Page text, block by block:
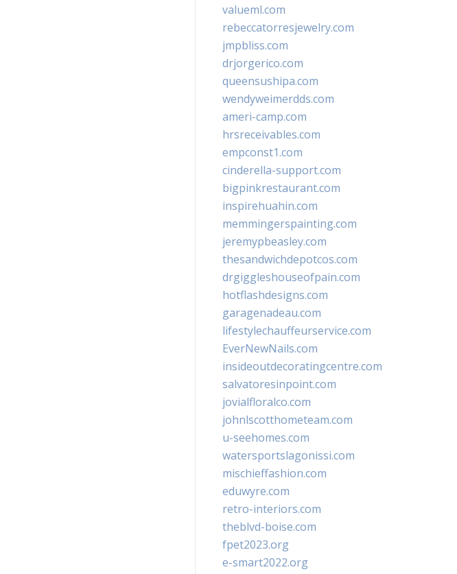
valueml.com
rebeccatorresjewelry.com
jmpbliss.com
drjorgerico.com
queensushipa.com
wendyweimerdds.com
ameri-camp.com
hrsreceivables.com
empconst1.com
cinderella-support.com
bigpinkrestaurant.com
inspirehuahin.com
memmingerspainting.com
jeremypbeasley.com
thesandwichdepotcos.com
drgiggleshouseofpain.com
hotflashdesigns.com
garagenadeau.com
lifestylechauffeurservice.com
EverNewNails.com
insideoutdecoratingcentre.com
salvatoresinpoint.com
jovialfloralco.com
johnlscotthometeam.com
u-seehomes.com
watersportslagonissi.com
mischieffashion.com
eduwyre.com
retro-interiors.com
theblvd-boise.com
fpet2023.org
e-smart2022.org